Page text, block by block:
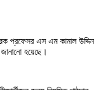
প্রফেসর এস এম কামাল উদ্দিন
হয়েছে।